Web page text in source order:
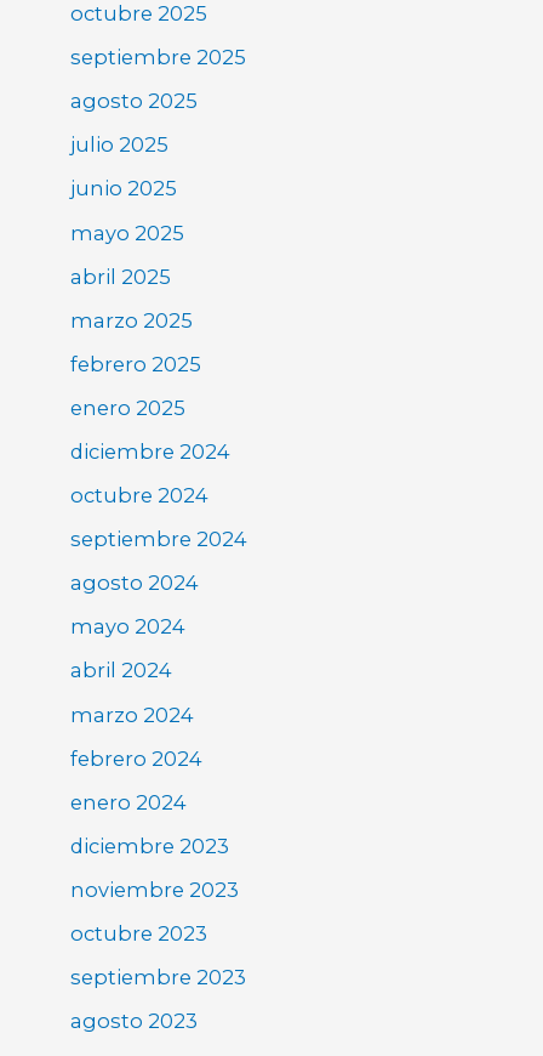
octubre 2025
septiembre 2025
agosto 2025
julio 2025
junio 2025
mayo 2025
abril 2025
marzo 2025
febrero 2025
enero 2025
diciembre 2024
octubre 2024
septiembre 2024
agosto 2024
mayo 2024
abril 2024
marzo 2024
febrero 2024
enero 2024
diciembre 2023
noviembre 2023
octubre 2023
septiembre 2023
agosto 2023